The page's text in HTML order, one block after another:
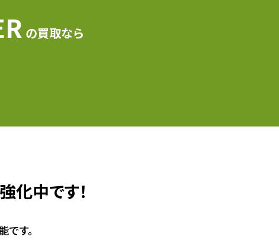
の買取なら
化中です！
す。